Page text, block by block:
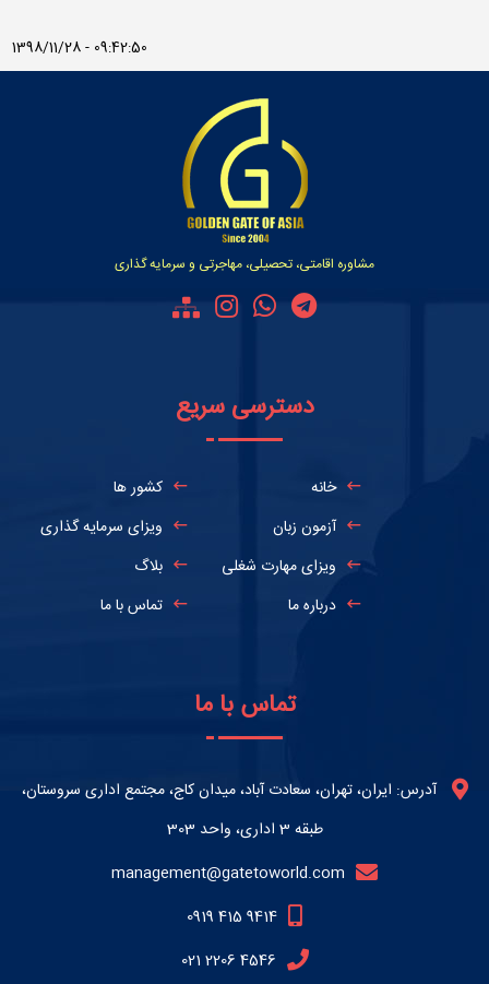
1398/11/28 - 09:42:50
مشاوره اقامتی، تحصیلی، مهاجرتی و سرمایه گذاری
دسترسی سریع
خانه
کشور ها
آزمون زبان
ویزای سرمایه گذاری
ویزای مهارت شغلی
بلاگ
درباره ما
تماس با ما
تماس با ما
آدرس: ایران، تهران، سعادت آباد، میدان کاج، مجتمع اداری سروستان،
طبقه 3 اداری، واحد 303
management@gatetoworld.com
0919 415 9414
021 2206 4546